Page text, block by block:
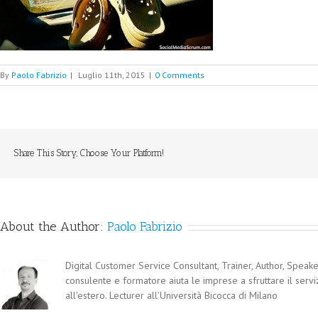
By Paolo Fabrizio | Luglio 11th, 2015 | 0 Comments
Share This Story, Choose Your Platform!
About the Author: Paolo Fabrizio
Digital Customer Service Consultant, Trainer, Author,
consulente e formatore aiuta le imprese a sfruttare il
all'estero. Lecturer all'Università Bicocca di Milano